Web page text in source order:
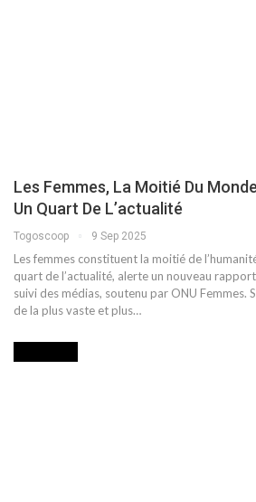
Les Femmes, La Moitié Du
Un Quart De L’actualité
Togoscoop 9 Sep 2025
Les femmes constituent la moitié de
quart de l’actualité, alerte un nouveau
suivi des médias, soutenu par ONU Femmes.
de la plus vaste et plus…